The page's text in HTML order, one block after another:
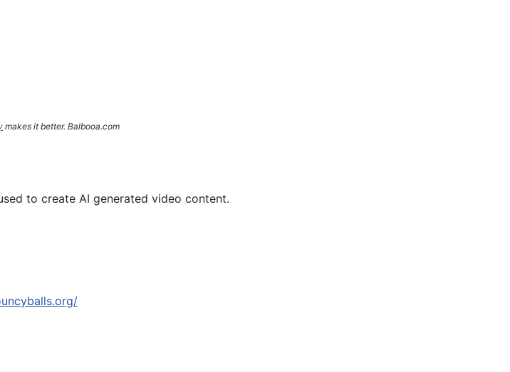
makes it better. Balbooa.com
to create AI generated video content.